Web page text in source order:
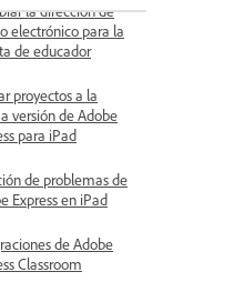
la dirección de
electrónico para la
de educador
proyectos a la
versión de Adobe
para iPad
de problemas de
Express en iPad
de Adobe
Classroom